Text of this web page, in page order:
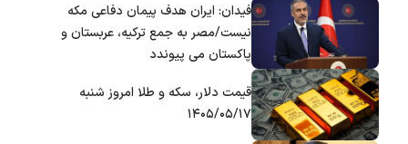
فیدان: ایران هدف پیمان دفاعی مکه
نیست/مصر به جمع ترکیه، عربستان و
پاکستان می پیوندد
قیمت دلار، سکه و طلا امروز شنبه
۱۴۰۵/۰۵/۱۷